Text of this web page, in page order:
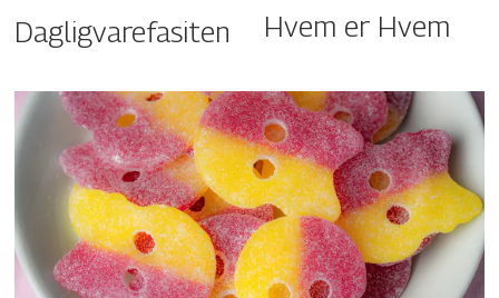
Dagligvarefasiten Hvem er Hvem